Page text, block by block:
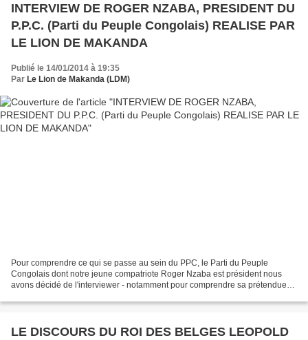
INTERVIEW DE ROGER NZABA, PRESIDENT DU
P.P.C. (Parti du Peuple Congolais) REALISE PAR
LE LION DE MAKANDA
Publié le 14/01/2014 à 19:35
Par Le Lion de Makanda (LDM)
Pour comprendre ce qui se passe au sein du PPC, le Parti du Peuple
Congolais dont notre jeune compatriote Roger Nzaba est président nous
avons décidé de l'interviewer - notamment pour comprendre sa prétendue
LE DISCOURS DU ROI DES BELGES LEOPOLD